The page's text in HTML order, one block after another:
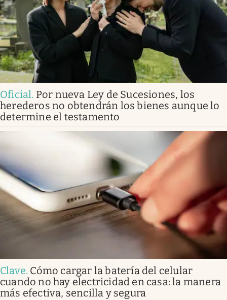
Oficial. Por nueva Ley de Sucesiones, los
herederos no obtendrán los bienes aunque lo
determine el testamento
Clave. Cómo cargar la batería del celular
cuando no hay electricidad en casa: la manera
más efectiva, sencilla y segura